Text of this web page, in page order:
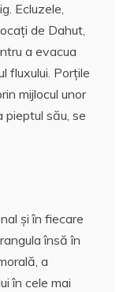
Ecluzele,
de Dahut,
a evacua
fluxului. Porţile
mijlocul unor
pieptul său, se
şi în fiecare
însă în
a
în cele mai